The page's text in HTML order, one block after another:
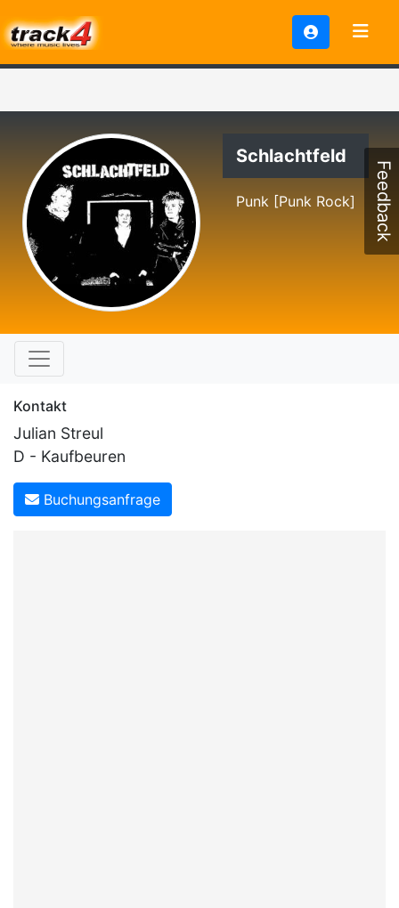
Schlachtfeld
Punk [Punk Rock]
Kontakt
Julian Streul
D - Kaufbeuren
Buchungsanfrage
Feedback